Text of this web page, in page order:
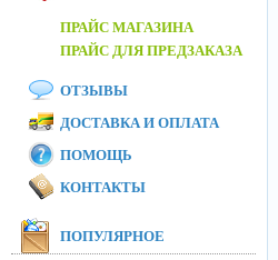
ПРАЙС МАГАЗИНА
ПРАЙС ДЛЯ ПРЕДЗАКАЗА
ОТЗЫВЫ
ДОСТАВКА И ОПЛАТА
ПОМОЩЬ
КОНТАКТЫ
ПОПУЛЯРНОЕ